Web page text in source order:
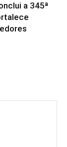
a 345ª